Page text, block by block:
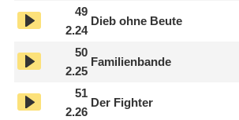
49
2.24
Dieb ohne Beute
50
2.25
Familienbande
51
2.26
Der Fighter